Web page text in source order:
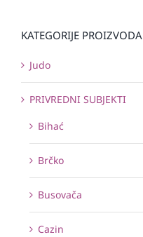
KATEGORIJE PROIZVODA
Judo
PRIVREDNI SUBJEKTI
Bihać
Brčko
Busovača
Cazin